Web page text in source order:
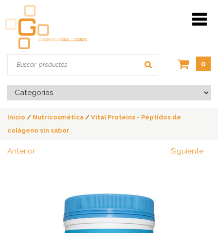
0
Inicio / Nutricosmética / Vital Proteins - Péptidos de
colágeno sin sabor
Anterior Siguiente